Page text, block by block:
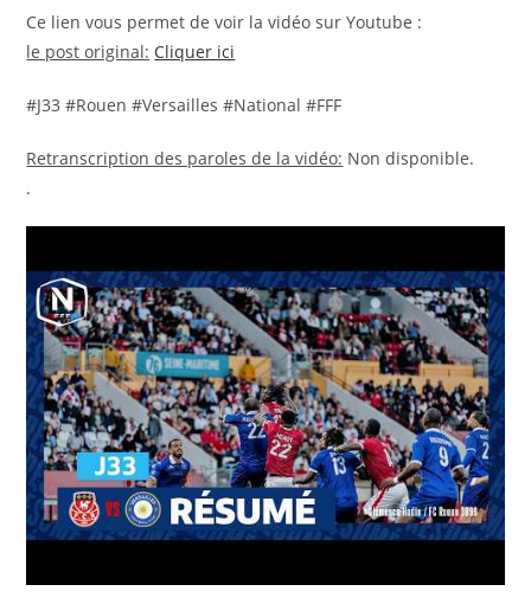
Ce lien vous permet de voir la vidéo sur Youtube :
le post original: Cliquer ici
#J33 #Rouen #Versailles #National #FFF
Retranscription des paroles de la vidéo: Non disponible.
.